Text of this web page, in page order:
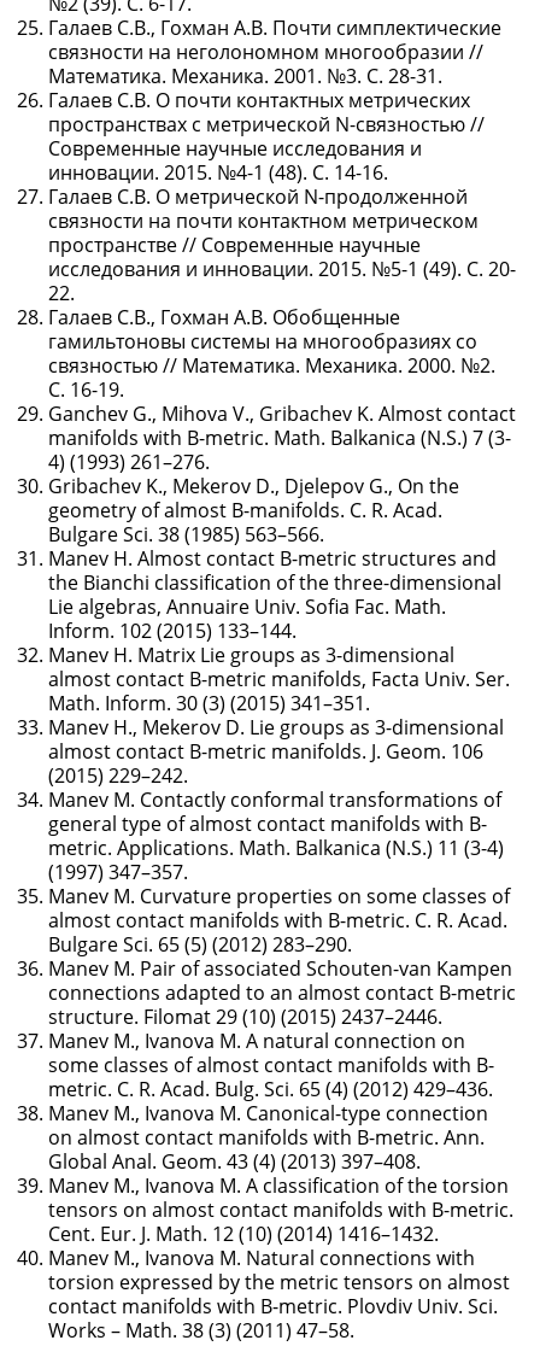
Галаев С.В., Гохман А.В. Почти симплектические
связности на неголономном многообразии //
Математика. Механика. 2001. №3. С. 28-31.
Галаев С.В. О почти контактных метрических
пространствах с метрической N-связностью //
Современные научные исследования и
инновации. 2015. №4-1 (48). С. 14-16.
Галаев С.В. О метрической N-продолженной
связности на почти контактном метрическом
пространстве // Современные научные
исследования и инновации. 2015. №5-1 (49). С. 20-
22.
Галаев С.В., Гохман А.В. Обобщенные
гамильтоновы системы на многообразиях со
связностью // Математика. Механика. 2000. №2.
С. 16-19.
Ganchev G., Mihova V., Gribachev K. Almost contact
manifolds with B-metric. Math. Balkanica (N.S.) 7 (3-
4) (1993) 261–276.
Gribachev K., Mekerov D., Djelepov G., On the
geometry of almost B-manifolds. C. R. Acad.
Bulgare Sci. 38 (1985) 563–566.
Manev H. Almost contact B-metric structures and
the Bianchi classification of the three-dimensional
Lie algebras, Annuaire Univ. Sofia Fac. Math.
Inform. 102 (2015) 133–144.
Manev H. Matrix Lie groups as 3-dimensional
almost contact B-metric manifolds, Facta Univ. Ser.
Math. Inform. 30 (3) (2015) 341–351.
Manev H., Mekerov D. Lie groups as 3-dimensional
almost contact B-metric manifolds. J. Geom. 106
(2015) 229–242.
Manev M. Contactly conformal transformations of
general type of almost contact manifolds with B-
metric. Applications. Math. Balkanica (N.S.) 11 (3-4)
(1997) 347–357.
Manev M. Curvature properties on some classes of
almost contact manifolds with B-metric. C. R. Acad.
Bulgare Sci. 65 (5) (2012) 283–290.
Manev M. Pair of associated Schouten-van Kampen
connections adapted to an almost contact B-metric
structure. Filomat 29 (10) (2015) 2437–2446.
Manev M., Ivanova M. A natural connection on
some classes of almost contact manifolds with B-
metric. C. R. Acad. Bulg. Sci. 65 (4) (2012) 429–436.
Manev M., Ivanova M. Canonical-type connection
on almost contact manifolds with B-metric. Ann.
Global Anal. Geom. 43 (4) (2013) 397–408.
Manev M., Ivanova M. A classification of the torsion
tensors on almost contact manifolds with B-metric.
Cent. Eur. J. Math. 12 (10) (2014) 1416–1432.
Manev M., Ivanova M. Natural connections with
torsion expressed by the metric tensors on almost
contact manifolds with B-metric. Plovdiv Univ. Sci.
Works – Math. 38 (3) (2011) 47–58.